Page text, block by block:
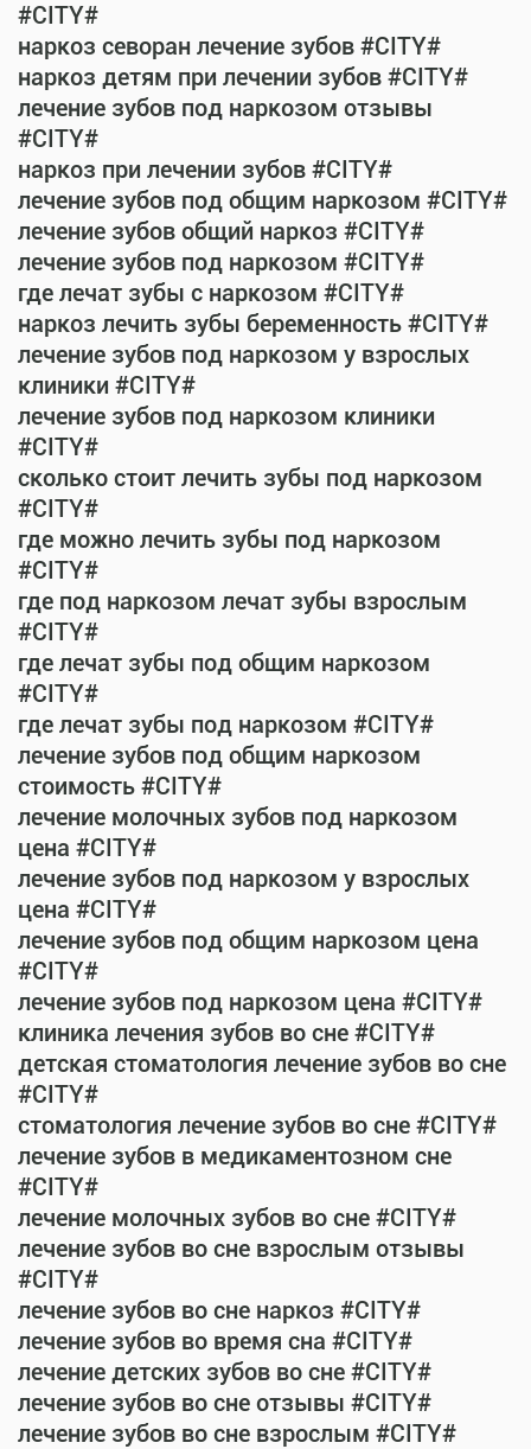
#CITY#
наркоз севоран лечение зубов #CITY#
наркоз детям при лечении зубов #CITY#
лечение зубов под наркозом отзывы
#CITY#
наркоз при лечении зубов #CITY#
лечение зубов под общим наркозом #CITY#
лечение зубов общий наркоз #CITY#
лечение зубов под наркозом #CITY#
где лечат зубы с наркозом #CITY#
наркоз лечить зубы беременность #CITY#
лечение зубов под наркозом у взрослых
клиники #CITY#
лечение зубов под наркозом клиники
#CITY#
сколько стоит лечить зубы под наркозом
#CITY#
где можно лечить зубы под наркозом
#CITY#
где под наркозом лечат зубы взрослым
#CITY#
где лечат зубы под общим наркозом
#CITY#
где лечат зубы под наркозом #CITY#
лечение зубов под общим наркозом
стоимость #CITY#
лечение молочных зубов под наркозом
цена #CITY#
лечение зубов под наркозом у взрослых
цена #CITY#
лечение зубов под общим наркозом цена
#CITY#
лечение зубов под наркозом цена #CITY#
клиника лечения зубов во сне #CITY#
детская стоматология лечение зубов во сне
#CITY#
стоматология лечение зубов во сне #CITY#
лечение зубов в медикаментозном сне
#CITY#
лечение молочных зубов во сне #CITY#
лечение зубов во сне взрослым отзывы
#CITY#
лечение зубов во сне наркоз #CITY#
лечение зубов во время сна #CITY#
лечение детских зубов во сне #CITY#
лечение зубов во сне отзывы #CITY#
лечение зубов во сне взрослым #CITY#